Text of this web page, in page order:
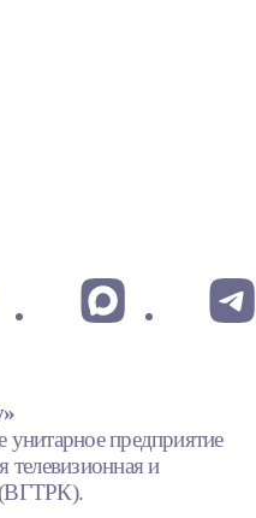
унитарное предприятие
телевизионная и
(ВГТРК).